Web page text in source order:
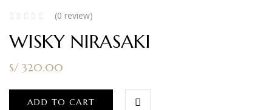
(0 review)
WISKY NIRASAKI
S/ 320.00
ADD TO CART